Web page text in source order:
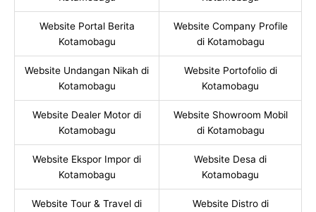
Website Portal Berita
Kotamobagu
Website Company Profile
di Kotamobagu
Website Undangan Nikah di
Kotamobagu
Website Portofolio di
Kotamobagu
Website Dealer Motor di
Kotamobagu
Website Showroom Mobil
di Kotamobagu
Website Ekspor Impor di
Kotamobagu
Website Desa di
Kotamobagu
Website Tour & Travel di Website Distro di